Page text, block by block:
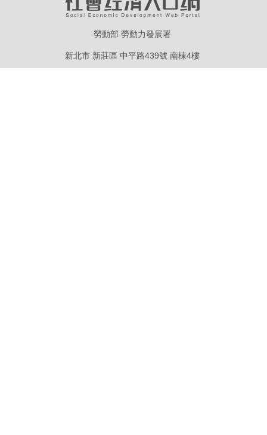
勞動部 勞動力發展署
新北市 新莊區 中平路439號 南棟4樓